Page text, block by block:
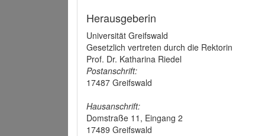
Herausgeberin
Universität Greifswald
Gesetzlich vertreten durch die Rektorin
Prof. Dr. Katharina Riedel
Postanschrift:
17487 Greifswald
Hausanschrift:
Domstraße 11, Eingang 2
17489 Greifswald